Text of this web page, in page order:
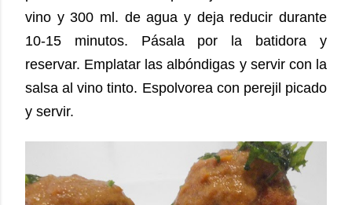
vino y 300 ml. de agua y deja reducir durante
10-15 minutos. Pásala por la batidora y
reservar. Emplatar las albóndigas y servir con la
salsa al vino tinto. Espolvorea con perejil picado
y servir.